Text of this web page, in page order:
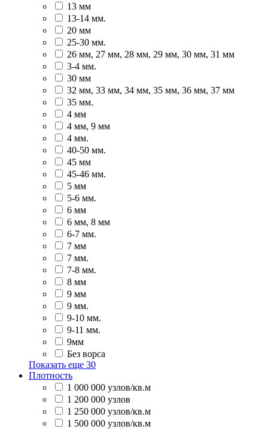
13 мм
13-14 мм.
20 мм
25-30 мм.
26 мм, 27 мм, 28 мм, 29 мм, 30 мм, 31 мм
3-4 мм.
30 мм
32 мм, 33 мм, 34 мм, 35 мм, 36 мм, 37 мм
35 мм.
4 мм
4 мм, 9 мм
4 мм.
40-50 мм.
45 мм
45-46 мм.
5 мм
5-6 мм.
6 мм
6 мм, 8 мм
6-7 мм.
7 мм
7 мм.
7-8 мм.
8 мм
9 мм
9 мм.
9-10 мм.
9-11 мм.
9мм
Без ворса
Показать еще 30
Плотность
1 000 000 узлов/кв.м
1 200 000 узлов
1 250 000 узлов/кв.м
1 500 000 узлов/кв.м